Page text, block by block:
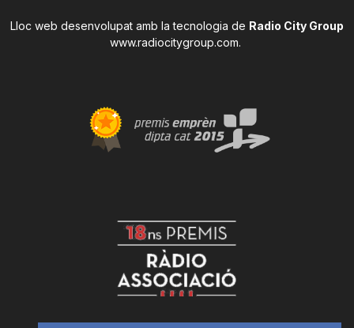
Lloc web desenvolupat amb la tecnologia de Radio City Group
www.radiocitygroup.com.